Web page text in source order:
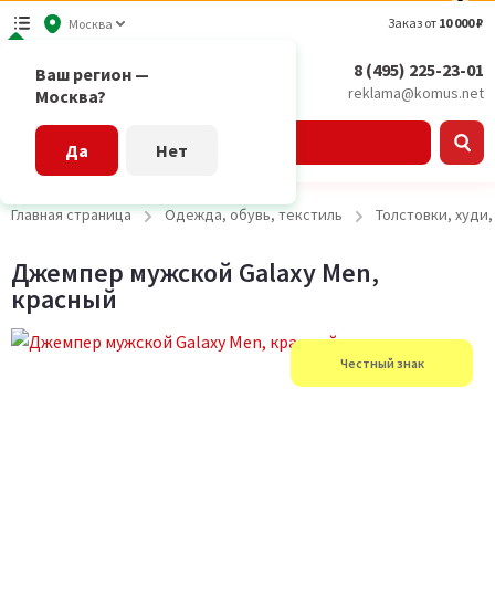
Москва
Ваш регион —
Москва?
Да Нет
Заказ от 10 000 ₽
8 (495) 225-23-01
reklama@komus.net
Главная страница Одежда, обувь, текстиль Толстовки,
Джемпер мужской Galaxy Men,
красный
Честный знак